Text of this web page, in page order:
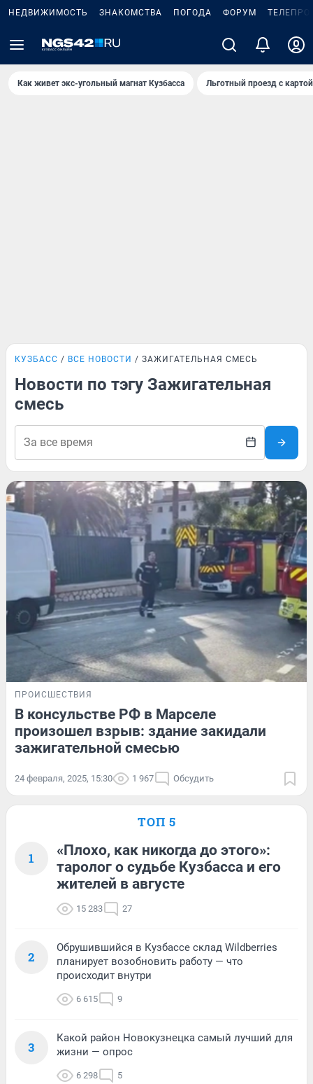
НЕДВИЖИМОСТЬ ЗНАКОМСТВА ПОГОДА ФОРУМ
Как живет экс-угольный магнат Кузбасса Льготный проезд с
КУЗБАСС ВСЕ НОВОСТИ ЗАЖИГАТЕЛЬНАЯ СМЕСЬ
Новости по тэгу Зажигательная
смесь
ПРОИСШЕСТВИЯ
В консульстве РФ в Марселе
произошел взрыв: здание закидали
зажигательной смесью
24 февраля, 2025, 15:30 1 967 Обсудить
ТОП 5
1
«Плохо, как никогда до этого»:
таролог о судьбе Кузбасса и его
жителей в августе
15 283 27
2
Обрушившийся в Кузбассе склад Wildberries
планирует возобновить работу — что
происходит внутри
6 615 9
3
Какой район Новокузнецка самый лучший для
жизни — опрос
6 298 5